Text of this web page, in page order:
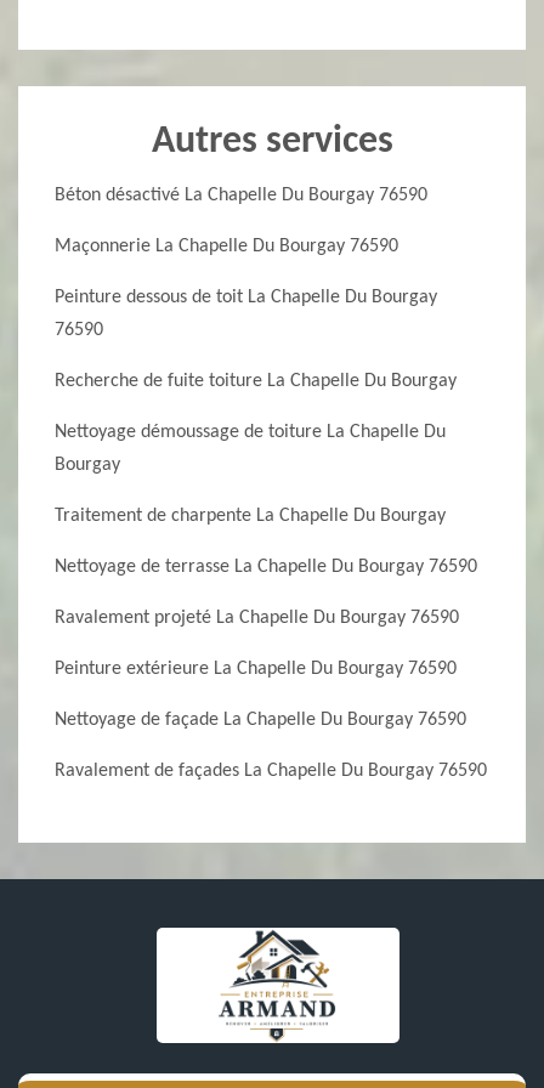
Autres services
Béton désactivé La Chapelle Du Bourgay 76590
Maçonnerie La Chapelle Du Bourgay 76590
Peinture dessous de toit La Chapelle Du Bourgay
76590
Recherche de fuite toiture La Chapelle Du Bourgay
Nettoyage démoussage de toiture La Chapelle Du
Bourgay
Traitement de charpente La Chapelle Du Bourgay
Nettoyage de terrasse La Chapelle Du Bourgay 76590
Ravalement projeté La Chapelle Du Bourgay 76590
Peinture extérieure La Chapelle Du Bourgay 76590
Nettoyage de façade La Chapelle Du Bourgay 76590
Ravalement de façades La Chapelle Du Bourgay 76590